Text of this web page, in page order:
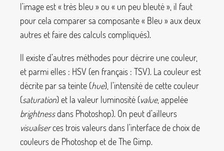
l’image est « très bleu » ou « un peu bleuté», il faut
pour cela comparer sa composante « Bleu » aux deux
autres et faire des calculs compliqués).
Il existe d’autres méthodes pour décrire une couleur,
et parmi elles : HSV (en français : TSV). La couleur est
décrite par sa teinte (hue), l’intensité de cette couleur
(saturation) et la valeur luminosité (value, appelée
brightnessdans Photoshop). On peut d’ailleurs
visualiserces trois valeurs dans l’interface de choix de
couleurs de Photoshop et de The Gimp.